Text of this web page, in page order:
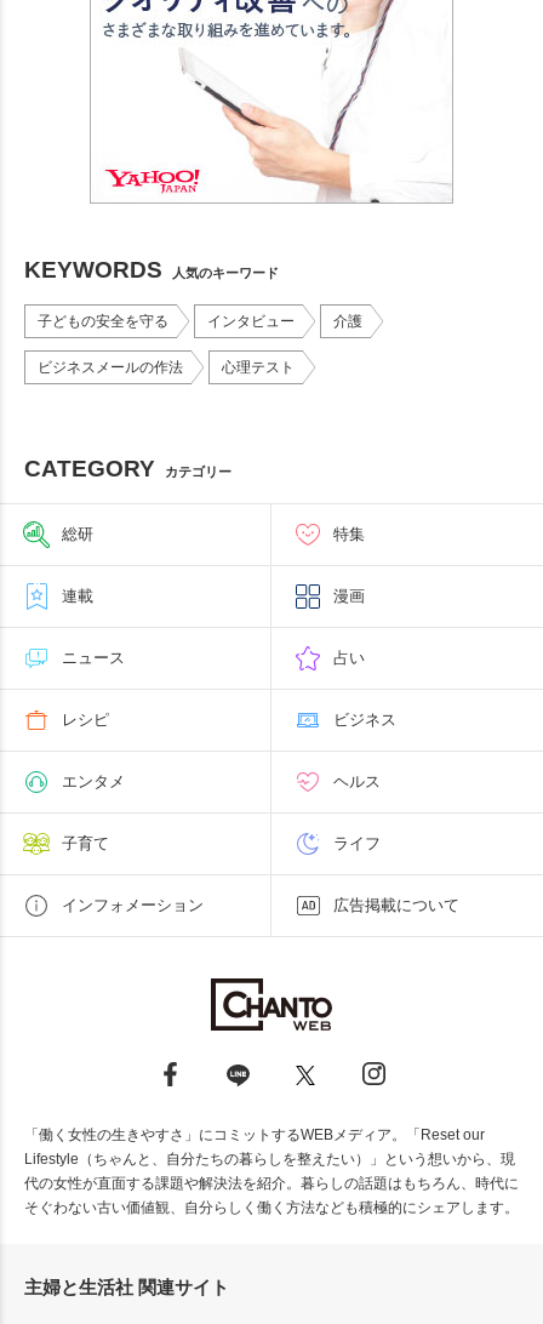
KEYWORDS 人気のキーワード
子どもの安全を守る インタビュー 介護
ビジネスメールの作法 心理テスト
CATEGORY カテゴリー
総研 特集
連載 漫画
ニュース 占い
レシピ ビジネス
エンタメ ヘルス
子育て ライフ
インフォメーション 広告掲載について
「働く女性の生きやすさ」にコミットするWEBメディア。「Reset our
Lifestyle（ちゃんと、自分たちの暮らしを整えたい）」という想いから、現
代の女性が直面する課題や解決法を紹介。暮らしの話題はもちろん、時代に
そぐわない古い価値観、自分らしく働く方法なども積極的にシェアします。
主婦と生活社 関連サイト